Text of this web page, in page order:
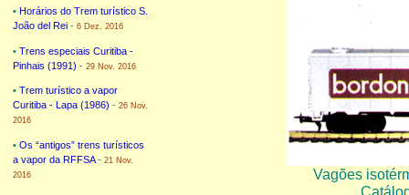
• Horários do Trem turístico S.
João del Rei - 6 Dez. 2016
• Trens especiais Curitiba -
Pinhais (1991) - 29 Nov. 2016
• Trem turístico a vapor
Curitiba - Lapa (1986) - 26 Nov.
2016
• Os “antigos” trens turísticos
a vapor da RFFSA- 21 Nov.
2016
Vagões